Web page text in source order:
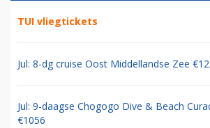
TUI vliegtickets
Jul: 8-dg cruise Oost Middellandse Zee
Jul: 9-daagse Chogogo Dive & Beach
€1056